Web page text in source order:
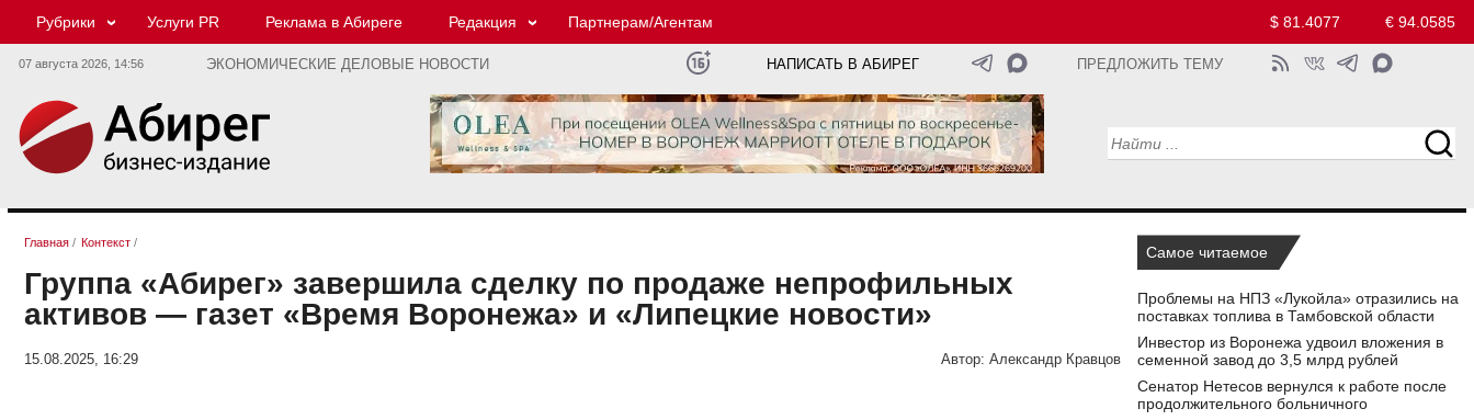
Рубрики Услуги PR Реклама в Абиреге Редакция Партнерам/Агентам $ 81.4077 € 94.0585
07 августа 2026, 14:56 ЭКОНОМИЧЕСКИЕ ДЕЛОВЫЕ НОВОСТИ НАПИСАТЬ В АБИРЕГ ПРЕДЛОЖИТЬ ТЕМУ
Главная / Контекст /
Группа «Абирег» завершила сделку по продаже непрофильных
активов — газет «Время Воронежа» и «Липецкие новости»
15.08.2025, 16:29 Автор: Александр Кравцов
Самое читаемое
Проблемы на НПЗ «Лукойла» отразились на
поставках топлива в Тамбовской области
Инвестор из Воронежа удвоил вложения в
семенной завод до 3,5 млрд рублей
Сенатор Нетесов вернулся к работе после
продолжительного больничного